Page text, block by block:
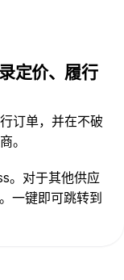
定价、履行
订单，并在不破
。
。对于其他供应
一键即可跳转到